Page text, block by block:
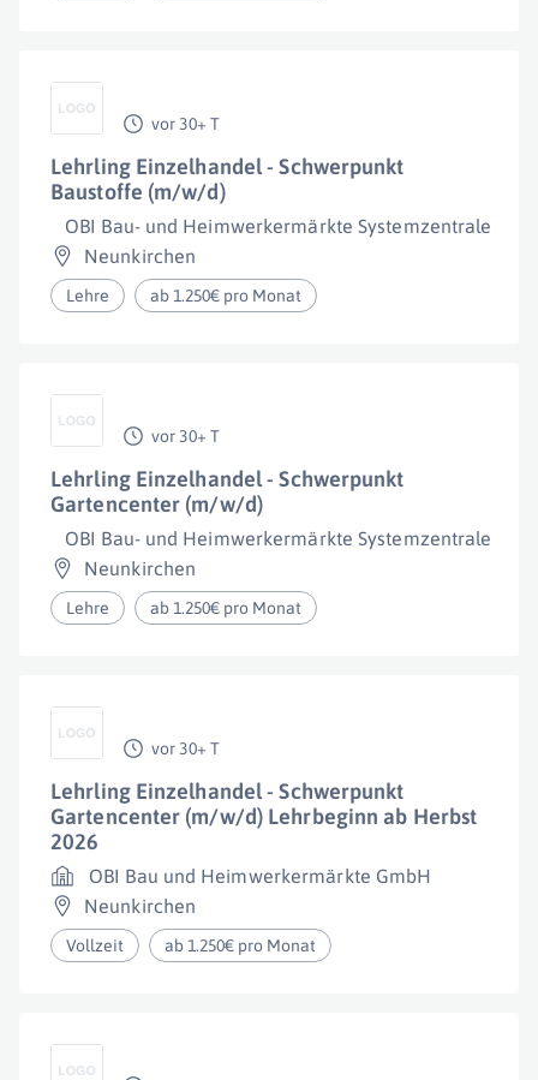
vor 30+ T
Lehrling Einzelhandel - Schwerpunkt
Baustoffe (m/w/d)
OBI Bau- und Heimwerkermärkte Systemzentrale
Neunkirchen
Lehre ab 1.250€ pro Monat
vor 30+ T
Lehrling Einzelhandel - Schwerpunkt
Gartencenter (m/w/d)
OBI Bau- und Heimwerkermärkte Systemzentrale
Neunkirchen
Lehre ab 1.250€ pro Monat
vor 30+ T
Lehrling Einzelhandel - Schwerpunkt
Gartencenter (m/w/d) Lehrbeginn ab Herbst
2026
OBI Bau und Heimwerkermärkte GmbH
Neunkirchen
Vollzeit ab 1.250€ pro Monat